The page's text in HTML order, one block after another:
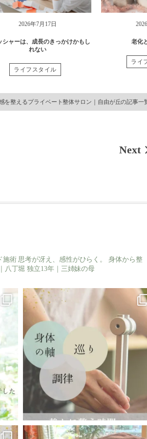
2026年7月17日
シャーは、成長のきっかけかもし
れない
ライフスタイル
老化
ライ
を整えるプライベート整体サロン｜自由が丘の記事一
Next
施術思考が冴え、感性がひらく。
身体から整
八丁堀 独立13年｜三姉妹の母